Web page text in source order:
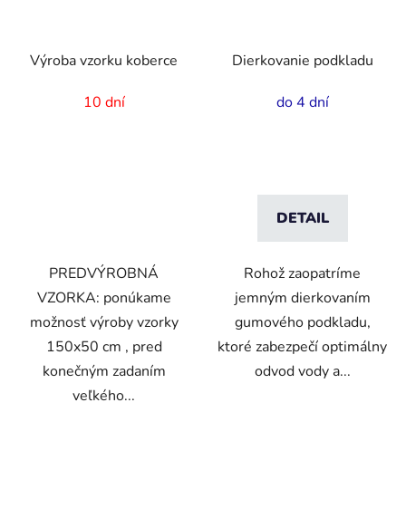
Výroba vzorku koberce
10 dní
PREDVÝROBNÁ
VZORKA: ponúkame
možnosť výroby vzorky
150x50 cm , pred
konečným zadaním
veľkého...
Dierkovanie podkladu
do 4 dní
DETAIL
Rohož zaopatríme
jemným dierkovaním
gumového podkladu,
ktoré zabezpečí optimálny
odvod vody a...